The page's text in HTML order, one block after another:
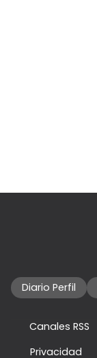
Diario Perfil
Canales RSS
Privacidad